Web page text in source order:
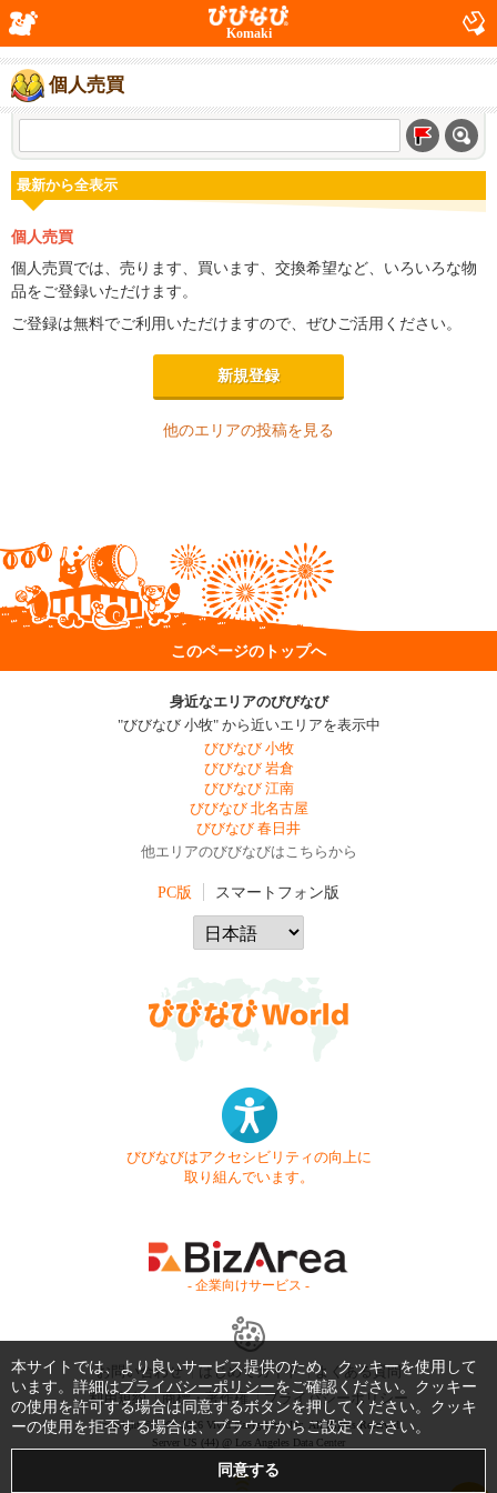
Komaki
個人売買
最新から全表示
個人売買
個人売買では、売ります、買います、交換希望など、いろいろな物
品をご登録いただけます。
ご登録は無料でご利用いただけますので、ぜひご活用ください。
新規登録
他のエリアの投稿を見る
このページのトップへ
身近なエリアのびびなび
"びびなび 小牧" から近いエリアを表示中
びびなび 小牧
びびなび 岩倉
びびなび 江南
びびなび 北名古屋
びびなび 春日井
他エリアのびびなびはこちらから
PC版 スマートフォン版
びびなびはアクセシビリティの向上に
取り組んでいます。
- 企業向けサービス -
お問い合わせ はじめてガイド
よくある質問
利用規約
商標・著作権 プライバシーポリシー
Copyright © 1999-2026 Vivid Navigation, Inc. All Rights Reserved.
Server US (44) @ Los Angeles Data Center
本サイトでは、より良いサービス提供のため、クッキーを使用して
います。詳細はプライバシーポリシーをご確認ください。クッキー
の使用を許可する場合は同意するボタンを押してください。クッキ
ーの使用を拒否する場合は、ブラウザからご設定ください。